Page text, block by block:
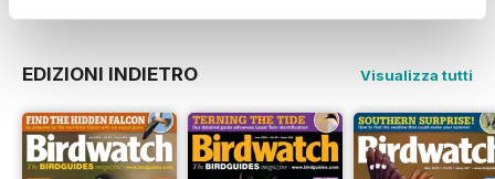
EDIZIONI INDIETRO Visualizza tutti